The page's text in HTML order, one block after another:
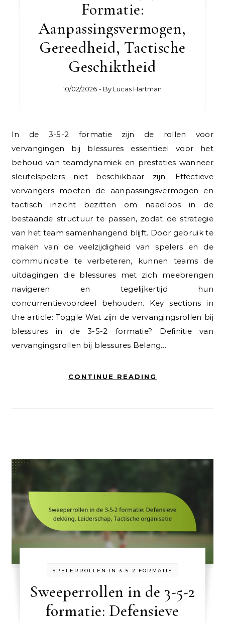
Formatie:
Aanpassingsvermogen,
Gereedheid, Tactische
Geschiktheid
10/02/2026 - By Lucas Hartman
In de 3-5-2 formatie zijn de rollen voor
vervangingen bij blessures essentieel voor het
behoud van teamdynamiek en prestaties wanneer
sleutelspelers niet beschikbaar zijn. Effectieve
vervangers moeten de aanpassingsvermogen en
tactisch inzicht bezitten om naadloos in de
bestaande structuur te passen, zodat de strategie
van het team samenhangend blijft. Door gebruik te
maken van de veelzijdigheid van spelers en de
communicatie te verbeteren, kunnen teams de
uitdagingen die blessures met zich meebrengen
navigeren en tegelijkertijd hun
concurrentievoordeel behouden. Key sections in
the article: Toggle Wat zijn de vervangingsrollen bij
blessures in de 3-5-2 formatie? Definitie van
vervangingsrollen bij blessures Belang…
CONTINUE READING
SPELERROLLEN IN 3-5-2 FORMATIE
Sweeperrollen in de 3-5-2
formatie: Defensieve